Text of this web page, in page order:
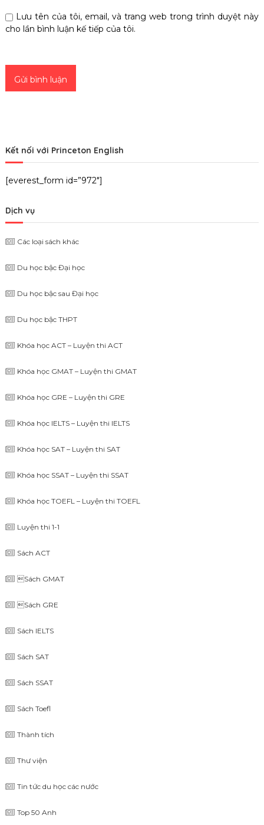
Lưu tên của tôi, email, và trang web trong trình duyệt này
cho lần bình luận kế tiếp của tôi.
Kết nối với Princeton English
[everest_form id=”972″]
Dịch vụ
Các loại sách khác
Du học bậc Đại học
Du học bậc sau Đại học
Du học bậc THPT
Khóa học ACT – Luyện thi ACT
Khóa học GMAT – Luyện thi GMAT
Khóa học GRE – Luyện thi GRE
Khóa học IELTS – Luyện thi IELTS
Khóa học SAT – Luyện thi SAT
Khóa học SSAT – Luyện thi SSAT
Khóa học TOEFL – Luyện thi TOEFL
Luyện thi 1-1
Sách ACT
Sách GMAT
Sách GRE
Sách IELTS
Sách SAT
Sách SSAT
Sách Toefl
Thành tích
Thư viện
Tin tức du học các nước
Top 50 Anh